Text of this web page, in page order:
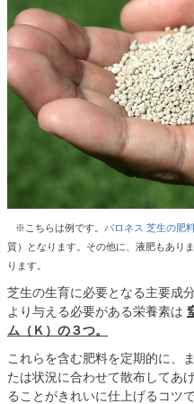
※こちらは例です。 バロネス 芝生の肥
質）となります。その他に、液肥もあり
ります。
芝生の生育に必要となる主要成
より与える必要がある栄養素は
ム（Ｋ）の３つ。
これらを含む肥料を定期的に、ま
たは状況に合わせて散布してあ
ることがきれいに仕上げるコツ